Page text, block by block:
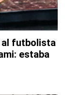
al futbolista
estaba